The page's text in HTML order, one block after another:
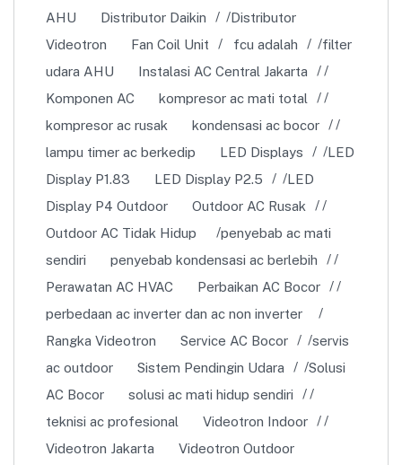
AHU
Distributor Daikin
Distributor
Videotron
Fan Coil Unit fcu adalah
filter
udara AHU
Instalasi AC Central Jakarta
Komponen AC
kompresor ac mati total
kompresor ac rusak
kondensasi ac bocor
lampu timer ac berkedip
LED Displays
LED
Display P1.83
LED Display P2.5
LED
Display P4 Outdoor
Outdoor AC Rusak
Outdoor AC Tidak Hidup
penyebab ac mati
sendiri
penyebab kondensasi ac berlebih
Perawatan AC HVAC
Perbaikan AC Bocor
perbedaan ac inverter dan ac non inverter
Rangka Videotron
Service AC Bocor
servis
ac outdoor
Sistem Pendingin Udara
Solusi
AC Bocor
solusi ac mati hidup sendiri
teknisi ac profesional
Videotron Indoor
Videotron Jakarta
Videotron Outdoor